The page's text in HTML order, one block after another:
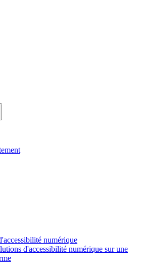
numérique
d'accessibilité numérique sur une